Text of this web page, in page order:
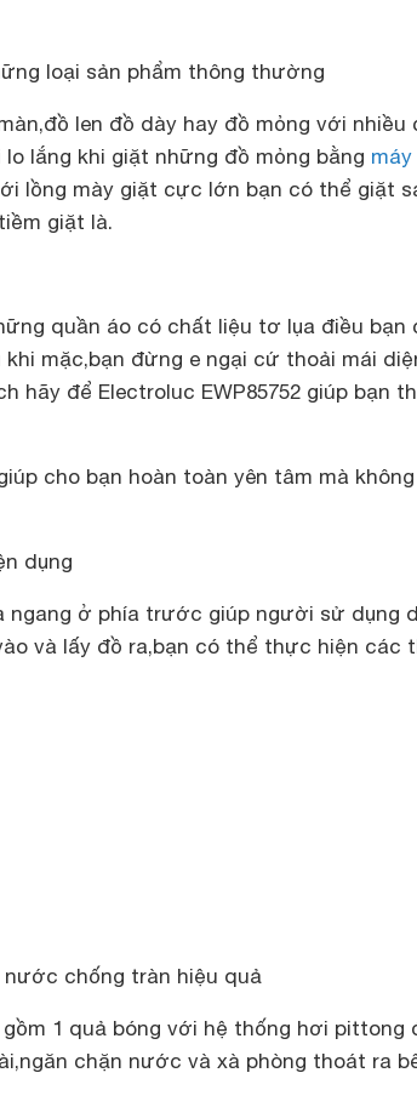
loại sản phẩm thông thường
len đồ dày hay đồ mỏng với nhiều
lắng khi giặt những đồ mỏng bằng
lồng mày giặt cực lớn bạn có thể giặt
giặt là.
quần áo có chất liệu tơ lụa điều bạn
mặc,bạn đừng e ngại cứ thoải mái
hãy để Electroluc EWP85752 giúp bạn
cho bạn hoàn toàn yên tâm mà
dụng
ở phía trước giúp người sử dụng
và lấy đồ ra,bạn có thể thực hiện các
chống tràn hiệu quả
1 quả bóng với hệ thống hơi pittong
chặn nước và xà phòng thoát ra